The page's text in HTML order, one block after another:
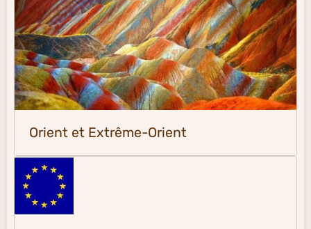
Orient et Extrême-Orient